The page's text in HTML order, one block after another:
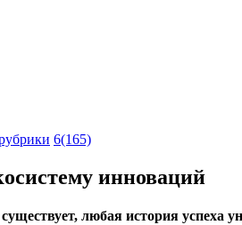
6(165)
инноваций
любая история успеха